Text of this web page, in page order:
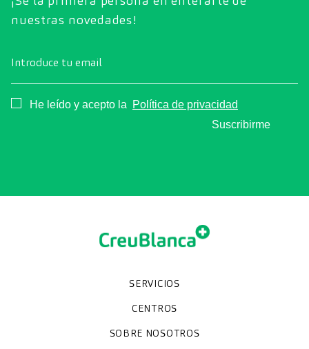
nuestras novedades!
Introduce tu email
Consentimiento
He leído y acepto la
Política de privacidad
Suscribirme
SERVICIOS
Especialidades
Diagnóstico por la imagen
Chequeos y revisiones médicas
Unidades especializadas
CENTROS
Clínica CreuBlanca
CreuBlanca Tarradellas
Diagnosis Médica
Hospital CreuBlanca Maresme
SOBRE NOSOTROS